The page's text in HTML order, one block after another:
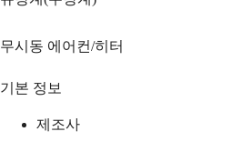
무시동 에어컨/히터
기본 정보
제조사